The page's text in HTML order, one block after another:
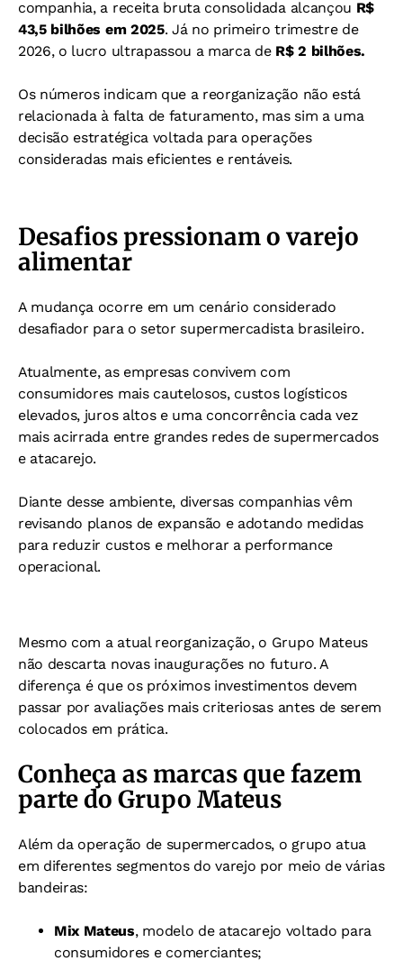
companhia, a receita bruta consolidada alcançou R$
43,5 bilhões em 2025. Já no primeiro trimestre de
2026, o lucro ultrapassou a marca de R$ 2 bilhões.
Os números indicam que a reorganização não está
relacionada à falta de faturamento, mas sim a uma
decisão estratégica voltada para operações
consideradas mais eficientes e rentáveis.
Desafios pressionam o varejo
alimentar
A mudança ocorre em um cenário considerado
desafiador para o setor supermercadista brasileiro.
Atualmente, as empresas convivem com
consumidores mais cautelosos, custos logísticos
elevados, juros altos e uma concorrência cada vez
mais acirrada entre grandes redes de supermercados
e atacarejo.
Diante desse ambiente, diversas companhias vêm
revisando planos de expansão e adotando medidas
para reduzir custos e melhorar a performance
operacional.
Mesmo com a atual reorganização, o Grupo Mateus
não descarta novas inaugurações no futuro. A
diferença é que os próximos investimentos devem
passar por avaliações mais criteriosas antes de serem
colocados em prática.
Conheça as marcas que fazem
parte do Grupo Mateus
Além da operação de supermercados, o grupo atua
em diferentes segmentos do varejo por meio de várias
bandeiras:
Mix Mateus, modelo de atacarejo voltado para
consumidores e comerciantes;